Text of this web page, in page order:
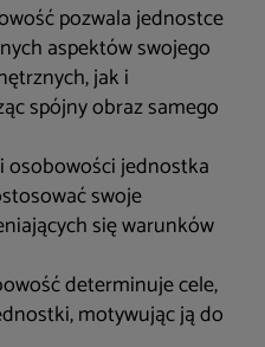
pozwala jednostce
aspektów swojego
jak i
spójny obraz samego
osobowości jednostka
swoje
się warunków
determinuje cele,
motywując ją do